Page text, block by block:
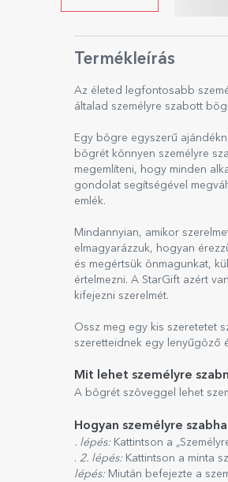
Termékleírás
Az életed legfontosabb
általad személyre szabott
Egy bögre egyszerű
bögrét könnyen személyre
megemlíteni, hogy minden
gondolat segítségével
emlék.
Mindannyian, amikor
elmagyarázzuk, hogyan
és megértsük önmagunkat,
értelmezni. A StarGift azért
kifejezni szerelmét.
Ossz meg egy kis szeretetet
szeretteidnek egy lenyűgöző
Mit lehet személyre
A bögrét szöveggel lehet
Hogyan személyre
. lépés: Kattintson a
. 2. lépés: Kattintson a minta
lépés: Miután befejezte a